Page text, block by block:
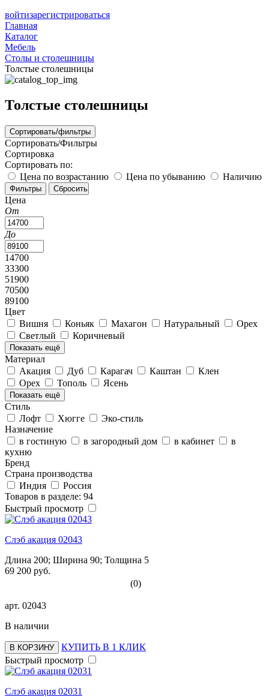
войтизарегистрироваться
Главная
Каталог
Мебель
Столы и столешницы
Толстые столешницы
Толстые столешницы
Сортировать/фильтры
Сортировать/Фильтры
Сортировка
Сортировать по:
Цена по возрастанию
Цена по убыванию Наличию
Цена
От
До
14700
33300
51900
70500
89100
Цвет
Вишня
Коньяк Махагон Натуральный
Орех
Светлый
Коричневый
Показать ещё
Материал
Акация
Дуб Карагач Каштан
Клен
Орех
Тополь Ясень
Показать ещё
Стиль
Лофт
Хюгге
Эко-стиль
Назначение
в гостиную
в загородный дом в кабинет
в
кухню
Бренд
Страна производства
Индия
Россия
Товаров в разделе: 94
Быстрый просмотр
Слэб акация 02043
Длина 200; Ширина 90; Толщина 5
69 200 руб.
(0)
арт. 02043
В наличии
В КОРЗИНУ
КУПИТЬ В 1 КЛИК
Быстрый просмотр
Слэб акация 02031